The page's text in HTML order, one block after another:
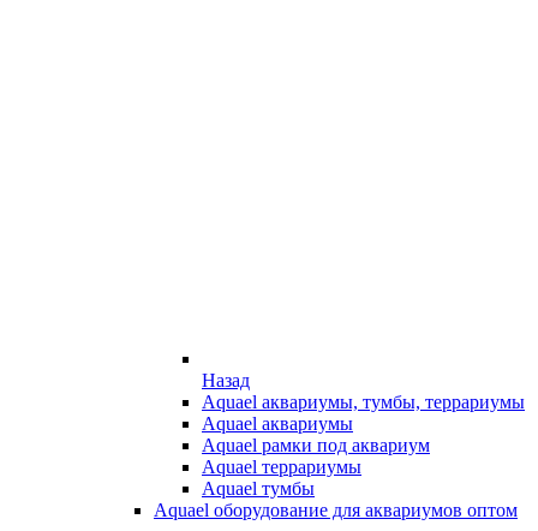
Назад
Aquael аквариумы, тумбы, террариумы
Aquael аквариумы
Aquael рамки под аквариум
Aquael террариумы
Aquael тумбы
Aquael оборудование для аквариумов оптом